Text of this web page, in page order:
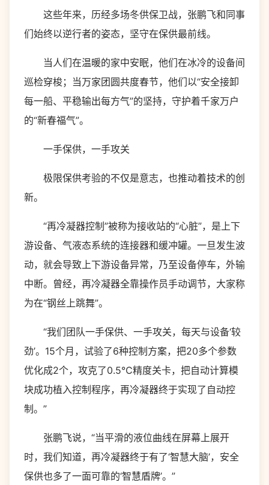
这些年来，历经多场冬供保卫战，张鹏飞和同事
们始终以逆行者的姿态，坚守在保供最前线。
当人们在温暖的家中安眠，他们在冰冷的设备间
巡检穿梭；当万家团圆共度春节，他们以“安全接卸
每一船、平稳输出每方气”的坚持，守护着千家万户
的“新春福气”。
一手保供，一手攻关
极限保供考验的不仅是意志，也推动着技术的创
新。
“再冷凝器控制”被称为接收站的“心脏”，是上下
游设备、气液态系统的连接器和缓冲罐。一旦发生波
动，就会导致上下游设备异常，乃至设备停车，外输
中断。曾经，再冷凝器全靠操作员手动调节，大家称
为在“钢丝上跳舞”。
“我们团队一手保供、一手攻关，每天与设备‘较
劲’。15个月，试验了6种控制方案，把20多个参数
优化成2个，攻克了0.5℃精度关卡，把自动计算模
块成功植入控制程序，再冷凝器终于实现了自动控
制。”
张鹏飞说，“当平滑的液位曲线在屏幕上展开
时，我们知道，再冷凝器终于有了‘智慧大脑’，安全
保供也多了一面可靠的‘智慧盾牌’。”